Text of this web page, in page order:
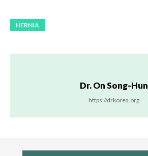
HERNIA
Dr. On Song-Hun
https://drkorea.org